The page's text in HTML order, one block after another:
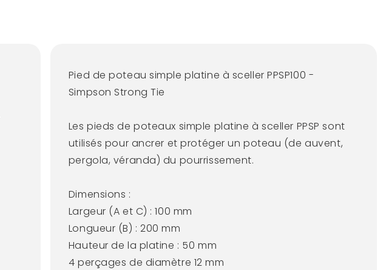
Pied de poteau simple platine à sceller PPSP100 -
Simpson Strong Tie
Les pieds de poteaux simple platine à sceller PPSP sont
utilisés pour ancrer et protéger un poteau (de auvent,
pergola, véranda) du pourrissement.
Dimensions :
Largeur (A et C) : 100 mm
Longueur (B) : 200 mm
Hauteur de la platine : 50 mm
4 perçages de diamètre 12 mm